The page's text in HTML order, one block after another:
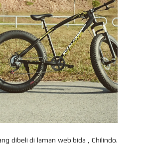
dibeli di laman web bida , Chilindo.